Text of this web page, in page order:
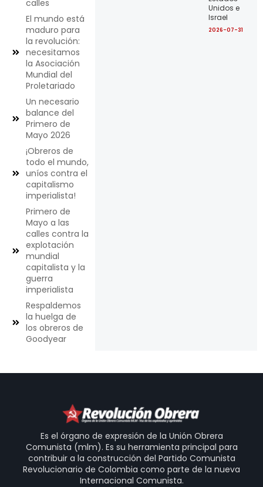
calles
El mundo está
maduro para
la revolución:
necesitamos
la Asociación
Mundial del
Proletariado
Un necesario
balance del
Primero de
Mayo 2026
¡Obreros de
todo el mundo,
uníos contra el
capitalismo
imperialista!
Primero de
Mayo a las
calles contra la
explotación
mundial
capitalista y la
guerra
imperialista
Respaldemos
la huelga de
los obreros de
Goodyear
Unidos e
Israel
2026-07-31
Es el órgano de expresión de la Unión Obrera
Comunista (mlm). Es su herramienta principal para
contribuir a la construcción del Partido Comunista
Revolucionario de Colombia como parte de la nueva
Internacional Comunista.